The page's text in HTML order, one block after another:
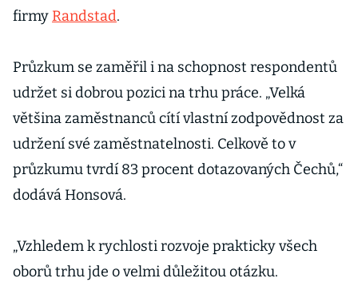
firmy Randstad.
Průzkum se zaměřil i na schopnost respondentů
udržet si dobrou pozici na trhu práce. „Velká
většina zaměstnanců cítí vlastní zodpovědnost za
udržení své zaměstnatelnosti. Celkově to v
průzkumu tvrdí 83 procent dotazovaných Čechů,“
dodává Honsová.
„Vzhledem k rychlosti rozvoje prakticky všech
oborů trhu jde o velmi důležitou otázku.